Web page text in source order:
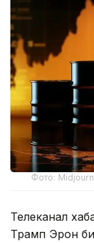
Фото:
Телеканал
Трамп Эрон